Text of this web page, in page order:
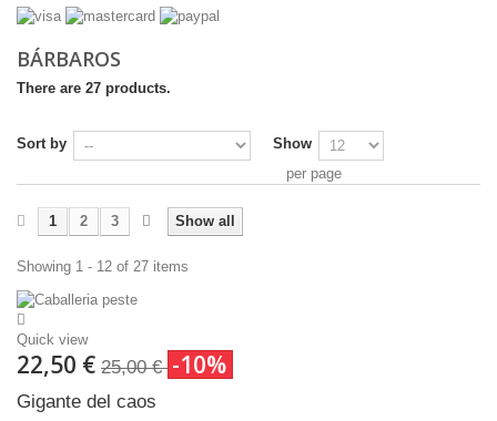
BÁRBAROS
There are 27 products.
Sort by
Show
per page
Show all
1 2 3
Showing 1 - 12 of 27 items
Quick view
22,50 € 25,00 € -10%
Gigante del caos